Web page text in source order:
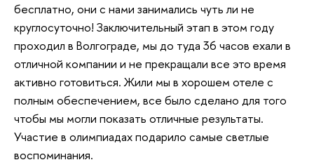
бесплатно, они с нами занимались чуть ли не
круглосуточно! Заключительный этап в этом году
проходил в Волгограде, мы до туда 36 часов ехали в
отличной компании и не прекращали все это время
активно готовиться. Жили мы в хорошем отеле с
полным обеспечением, все было сделано для того
чтобы мы могли показать отличные результаты.
Участие в олимпиадах подарило самые светлые
воспоминания.